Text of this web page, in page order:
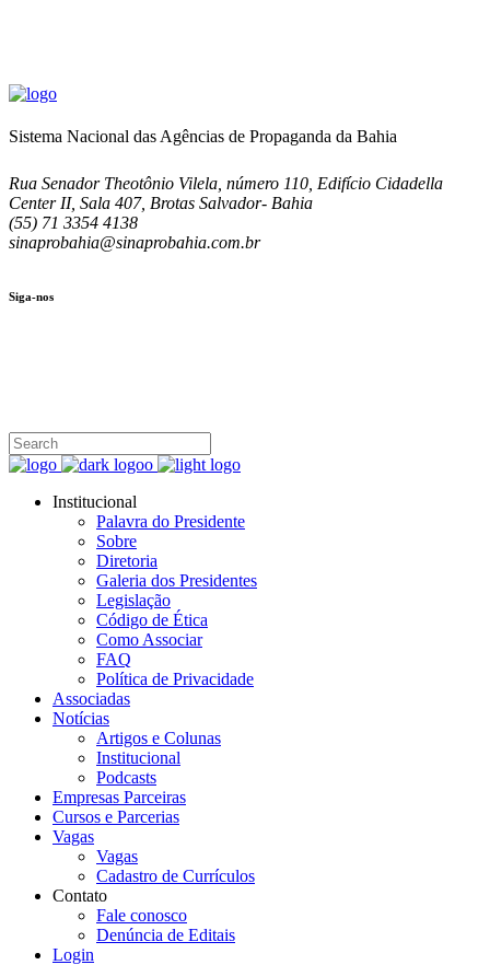
Sistema Nacional das Agências de Propaganda da Bahia
Rua Senador Theotônio Vilela, número 110, Edifício Cidadella
Center II, Sala 407, Brotas Salvador- Bahia
(55) 71 3354 4138
sinaprobahia@sinaprobahia.com.br
Siga-nos
Institucional
Palavra do Presidente
Sobre
Diretoria
Galeria dos Presidentes
Legislação
Código de Ética
Como Associar
FAQ
Política de Privacidade
Associadas
Notícias
Artigos e Colunas
Institucional
Podcasts
Empresas Parceiras
Cursos e Parcerias
Vagas
Vagas
Cadastro de Currículos
Contato
Fale conosco
Denúncia de Editais
Login